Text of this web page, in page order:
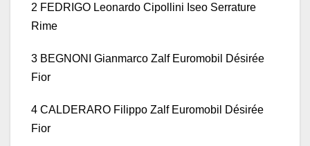
2 FEDRIGO Leonardo Cipollini Iseo Serrature
Rime
3 BEGNONI Gianmarco Zalf Euromobil Désirée
Fior
4 CALDERARO Filippo Zalf Euromobil Désirée
Fior